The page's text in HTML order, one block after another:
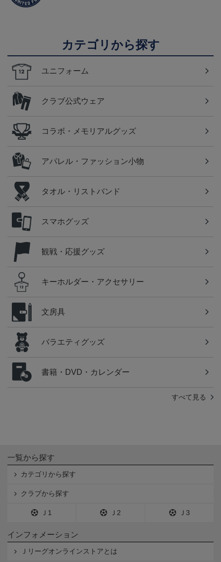
カテゴリから探す
ユニフォーム
クラブ公式ウェア
コラボ・メモリアルグッズ
アパレル・ファッション小物
タオル・リストバンド
スマホグッズ
観戦・応援グッズ
キーホルダー・アクセサリー
文房具
バラエティグッズ
書籍・DVD・カレンダー
すべて見る
一覧から探す
カテゴリから探す
クラブから探す
Ｊ1 Ｊ2 Ｊ3
インフォメーション
Ｊリーグオンラインストアとは